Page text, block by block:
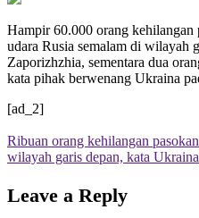
Hampir 60.000 orang kehilangan
udara Rusia semalam di wilayah
Zaporizhzhia, sementara dua
kata pihak berwenang Ukraina
[ad_2]
Ribuan orang kehilangan
wilayah garis depan, kata Ukraina
Leave a Reply